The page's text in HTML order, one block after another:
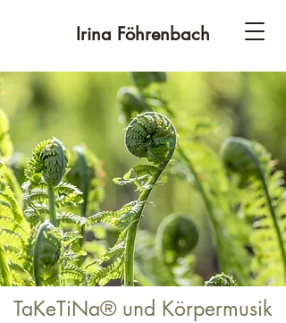
Irina Föhrenbach
TaKeTiNa® und Körpermusik